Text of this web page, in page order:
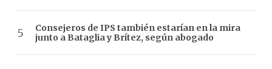
Consejeros de IPS también estarían en la mira
junto a Bataglia y Brítez, según abogado